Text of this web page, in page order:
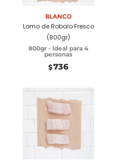
Blanco
Lomo de Robalo Fresco
(800gr)
800gr - Ideal para 4
personas
$736
Seleccionar
opciones